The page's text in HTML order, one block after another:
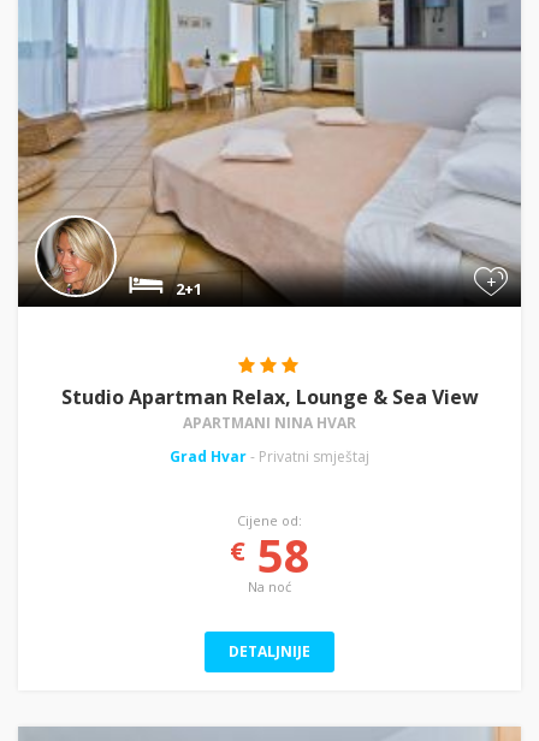
+
2+1
Studio Apartman Relax, Lounge & Sea View
APARTMANI NINA HVAR
Grad Hvar- Privatni smještaj
Cijene od:
€58
Na noć
DETALJNIJE